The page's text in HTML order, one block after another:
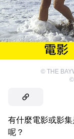
© THE
©
有什麼電影或影
呢？